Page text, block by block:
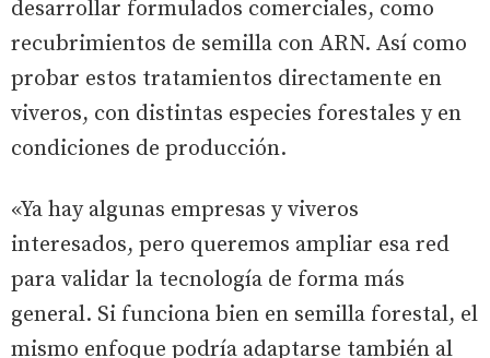
desarrollar formulados comerciales, como
recubrimientos de semilla con ARN. Así como
probar estos tratamientos directamente en
viveros, con distintas especies forestales y en
condiciones de producción.
«Ya hay algunas empresas y viveros
interesados, pero queremos ampliar esa red
para validar la tecnología de forma más
general. Si funciona bien en semilla forestal, el
mismo enfoque podría adaptarse también al